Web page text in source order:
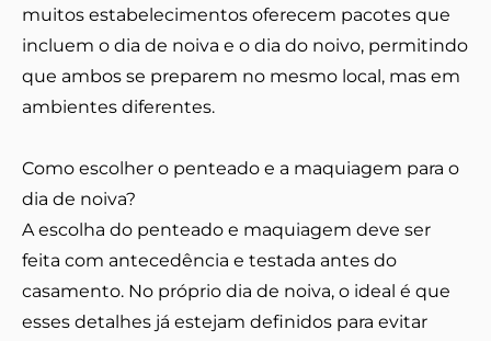
muitos estabelecimentos oferecem pacotes que
incluem o dia de noiva e o dia do noivo, permitindo
que ambos se preparem no mesmo local, mas em
ambientes diferentes.
Como escolher o penteado e a maquiagem para o
dia de noiva?
A escolha do penteado e maquiagem deve ser
feita com antecedência e testada antes do
casamento. No próprio dia de noiva, o ideal é que
esses detalhes já estejam definidos para evitar